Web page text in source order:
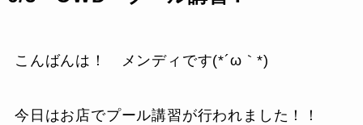
こんばんは！ メンディです(*´ω｀*)
今日はお店でプール講習が行われました！！